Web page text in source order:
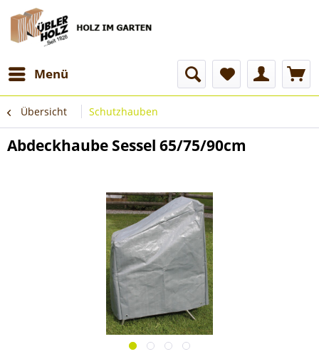
Menü
Übersicht Schutzhauben
Abdeckhaube Sessel 65/75/90cm